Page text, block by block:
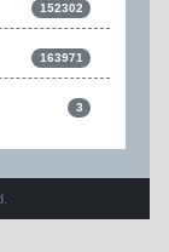
152302
163971
3